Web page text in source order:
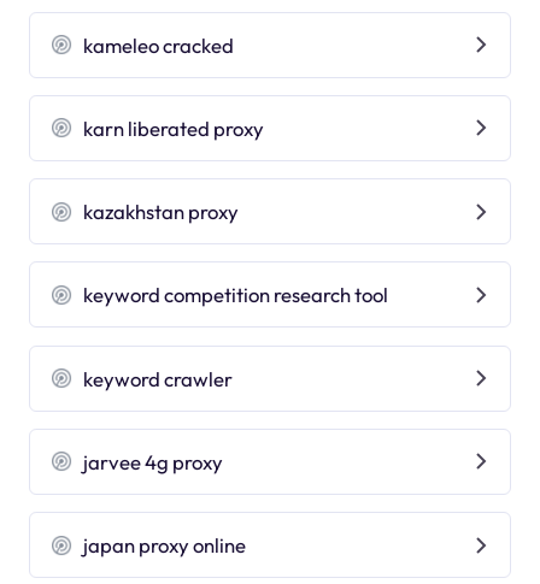
kameleo cracked
karn liberated proxy
kazakhstan proxy
keyword competition research tool
keyword crawler
jarvee 4g proxy
japan proxy online